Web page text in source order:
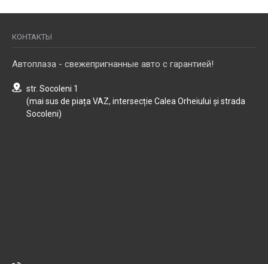
КОНТАКТЫ
Автоплаза - свежепригнанные авто с гарантией!
str. Socoleni 1
(mai sus de piața VAZ, intersecție Calea Orheiului și strada
Socoleni)